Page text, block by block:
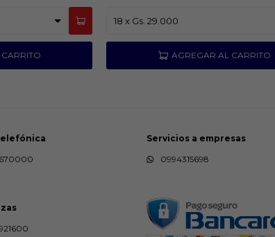
Servicios a empresas
0994315698